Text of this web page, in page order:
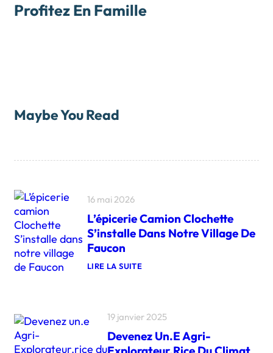
Profitez En Famille
Maybe You Read
16 mai 2026
L’épicerie Camion Clochette
S’installe Dans Notre Village De
Faucon
LIRE LA SUITE
P
C
E
19 janvier 2025
Devenez Un.e Agri-